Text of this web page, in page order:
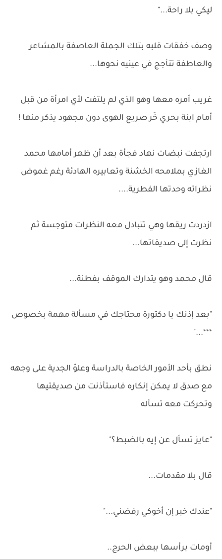
ليكي بلا راحة..."
وصف خفقات قلبه بتلك الجملة العاصفة بالمشاعر
والعاطفة تتأجج في عينيه نحوها...
غريب أمره معها وهو الذي لم يلتفت لأي امرأة من قبل
أمام ابنة بحري خَر صريع الهوى دون مجهود يذكر منها !
ارتجفت نبضات نهاد فجأة بعد أن ظهر أمامها محمد
الغازي بملامحه الخشنة وتعابيره الهادئة رغم غموض
نظراته وحدتها الفطرية....
ازدردت ريقها وهي تتبادل معه النظرات متوجسة ثم
نظرت إلى صديقاتها...
قال محمد وهو يتدارك الموقف بفطنة...
"بعد إذنك يا دكتورة محتاجك في مسألة مهمة بخصوص
***..."
نطق بأحد الأمور الخاصة بالدراسة وعلوّ الجدية على وجهه
مع صدق لا يمكن إنكاره فاستأذنت من صديقتيها
وتحركت معه تسأله
"عايز تسأل عن إيه بالضبط؟"
قال بلا مقدمات...
"عندك خبر إن أخوكي رفضني..."
أومات برأسها ببعض الحرج..